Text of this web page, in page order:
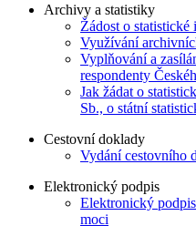
Archivy a statistiky
Žádost o statistické
Využívání
Vyplňování a
respondenty
Jak žádat o
Sb., o státní
Cestovní doklady
Vydání cestovního
Elektronický podpis
Elektronický
moci